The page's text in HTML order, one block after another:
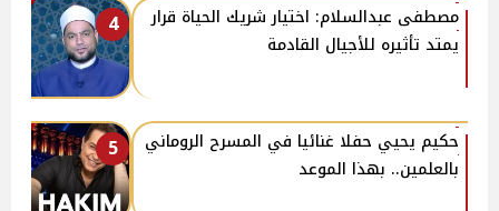
4
مصطفى عبدالسلام: اختيار شريك الحياة قرار
يمتد تأثيره للأجيال القادمة
5
حكيم يحيي حفلا غنائيا في المسرح الروماني
بالعلمين.. بهذا الموعد